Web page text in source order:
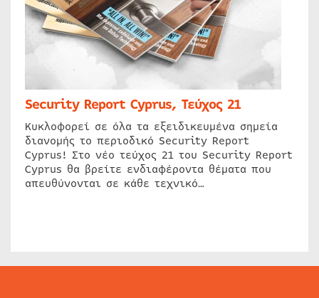
Security Report Cyprus, Τεύχος 21
Κυκλοφορεί σε όλα τα εξειδικευμένα σημεία
διανομής το περιοδικό Security Report
Cyprus! Στο νέο τεύχος 21 του Security Report
Cyprus θα βρείτε ενδιαφέροντα θέματα που
απευθύνονται σε κάθε τεχνικό…